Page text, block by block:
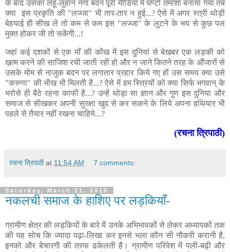
के बाद उसका लहू-लुहान नंगा बदन पूरी मीडिया में घण्टों तमाशा बनाया गया तब
क्या इस प्रकृति की "लज्जा" भी तार-तार न हुई...? ऐसे में अगर स्त्री थोड़ी
बेहयाई ही सीख ले तो कम से कम इस "लज्जा" के लुटने के भय से कुछ पल
मुक्त होकर जी तो सकेंगी...!
जहां कई दशकों से एक माँ की कोंख में इस दुनियां से बेखबर एक लड़की को
ख़त्म करने की साजिश रची जाती रही हो और न जाने कितने तरह के औंजारों से
उसके मोम से नाजुक बदन पर लगातार प्रहार किये गए हों उस समय क्या उसे
"करुणा" की भीख भी मिलती है...? ऐसे में हम स्त्रियों को क्या सिर्फ भगवान् के
भरोसे ही बैठे रहना काफी है...? उन्हें थोड़ा सा ज्ञान और गुण इस दुनिया और
समाज से सीखकर अपनी सुरक्षा खुद से कर सकने के लिये अपना हथियार भी
पहले से तैयार नहीं रखना चाहिये...?
(रचना त्रिपाठी)
रचना त्रिपाठी at 11:54 AM 7 comments:
Saturday, March 21, 2015
नकलची समाज के हाशिए पर लड़कियाँ-
ग्रामीण क्षेत्र की लड़कियों के बारे में उनके अभिभावकों से लेकर अध्यापकों तक
की यह सोच कि ज्यादा पढ़ा-लिखा कर इनसे भला कौन सी नौकरी करानी है,
इनको और बेचारगी की तरफ ढकेलती है। ग्रामीण परिवेश में पली-बढ़ी और